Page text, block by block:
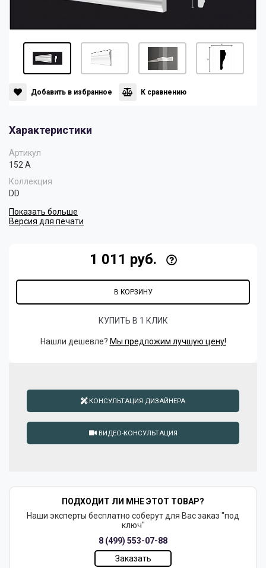
Пилястры
Плинтусы
Скрытое освещение
Нео Классика
Султан
Хай Тек
Цветные плинтусы
Добавить в избранное К сравнению
Характеристики
Артикул
152 A
Коллекция
DD
Показать больше
Версия для печати
1 011 руб.
В КОРЗИНУ
КУПИТЬ В 1 КЛИК
Нашли дешевле? Мы предложим лучшую цену!
КОНСУЛЬТАЦИЯ ДИЗАЙНЕРА
ВИДЕО-КОНСУЛЬТАЦИЯ
ПОДХОДИТ ЛИ МНЕ ЭТОТ ТОВАР?
Наши эксперты бесплатно соберут для Вас заказ "под
ключ"
8 (499) 553-07-88
Заказать